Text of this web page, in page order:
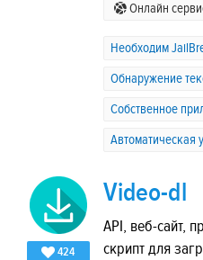
Онлайн
Необходим
Обнаружение
Собственное
Автоматическая
424
Video-dl
API, веб-сайт,
скрипт для